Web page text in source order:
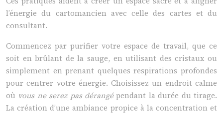
l’énergie du cartomancien avec celle des cartes et du
consultant.
Commencez par purifier votre espace de travail, que ce
soit en brûlant de la sauge, en utilisant des cristaux ou
simplement en prenant quelques respirations profondes
pour centrer votre énergie. Choisissez un endroit calme
où vous ne serez pas dérangépendant la durée du tirage.
La création d’une ambiance propice à la concentration et